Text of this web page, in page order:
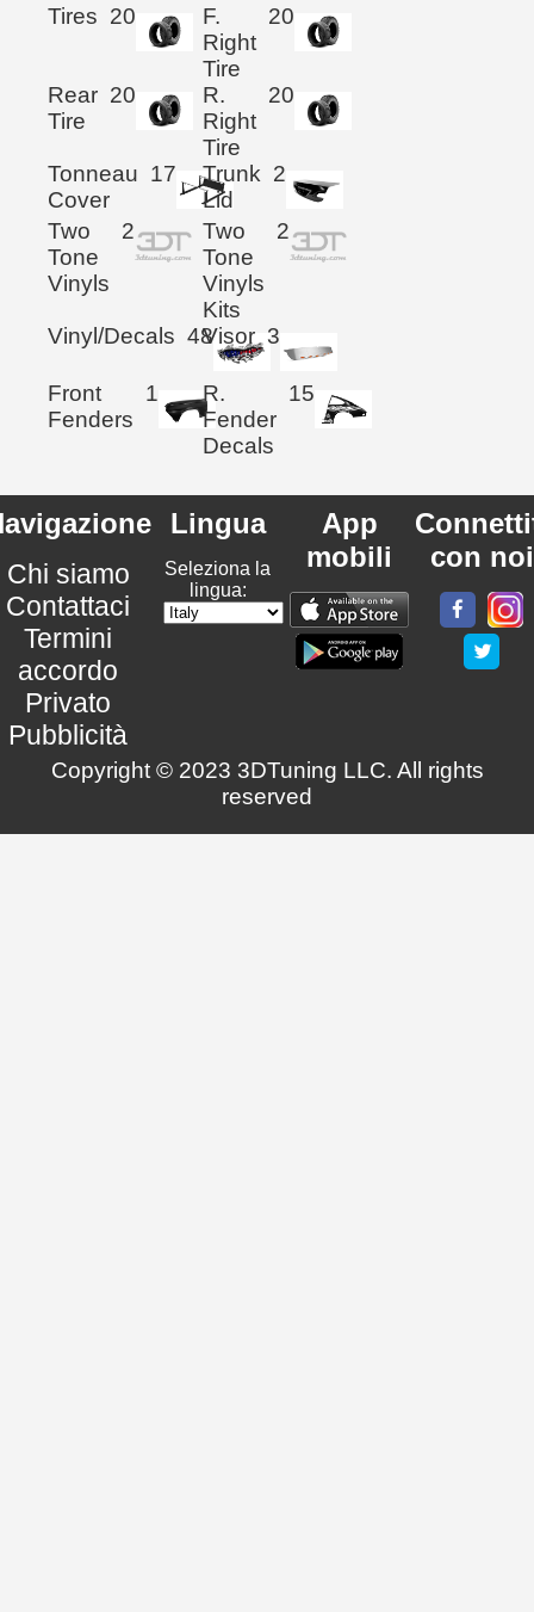
Tires 20
F.
Right
Tire
20
Rear
Tire
20
R.
Right
Tire
20
Tonneau
Cover
17
Trunk
Lid
2
Two
Tone
Vinyls
2
Two
Tone
Vinyls
Kits
2
Vinyl/Decals 48Visor 3
Front
Fenders
1
R.
Fender
Decals
15
Chi siamo
Contattaci
Termini
accordo
Privato
Pubblicità
Lingua
Seleziona la
lingua:
App
mobili
con noi
Copyright © 2023 3DTuning LLC. All rights
reserved